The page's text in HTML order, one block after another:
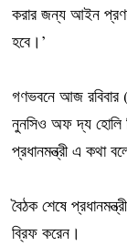
করার জন্য আইন
হবে।’
গণভবনে আজ রবিবার
নুনসিও অফ দ্য হোলি
প্রধানমন্ত্রী এ কথা
বৈঠক শেষে
ব্রিফ করেন।